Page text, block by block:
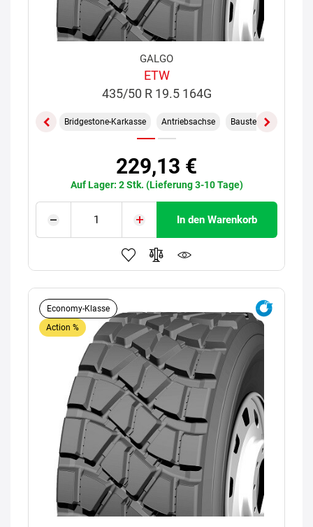
GALGO
ETW
435/50 R 19.5 164G
Bridgestone-Karkasse Antriebsachse Baustelle
229,13 €
Auf Lager: 2 Stk. (Lieferung 3-10 Tage)
In den Warenkorb
Economy-Klasse
Action %